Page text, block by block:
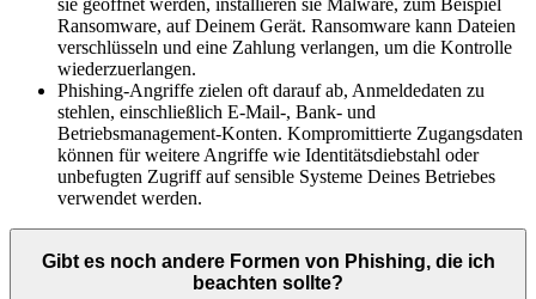
sie geöffnet werden, installieren sie Malware, zum Beispiel
Ransomware, auf Deinem Gerät. Ransomware kann Dateien
verschlüsseln und eine Zahlung verlangen, um die Kontrolle
wiederzuerlangen.
Phishing-Angriffe zielen oft darauf ab, Anmeldedaten zu
stehlen, einschließlich E-Mail-, Bank- und
Betriebsmanagement-Konten. Kompromittierte Zugangsdaten
können für weitere Angriffe wie Identitätsdiebstahl oder
unbefugten Zugriff auf sensible Systeme Deines Betriebes
verwendet werden.
Gibt es noch andere Formen von Phishing, die ich
beachten sollte?